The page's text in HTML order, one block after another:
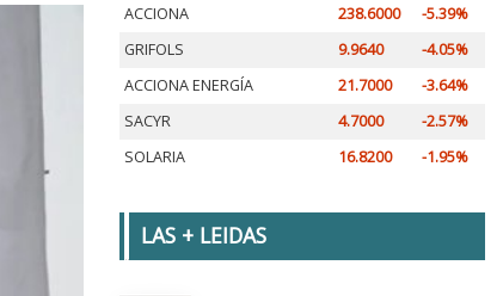
ACCIONA 238.6000
-5.39%
GRIFOLS
9.9640
-4.05%
ACCIONA ENERGÍA
21.7000
-3.64%
SACYR
4.7000
-2.57%
SOLARIA
16.8200 -1.95%
LAS + LEIDAS